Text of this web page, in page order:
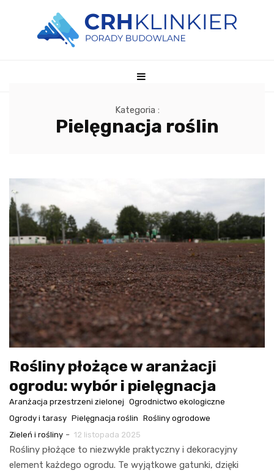
Kategoria :
Pielęgnacja roślin
Rośliny płożące w aranżacji
ogrodu: wybór i pielęgnacja
Aranżacja przestrzeni zielonej Ogrodnictwo ekologiczne
Ogrody i tarasy Pielęgnacja roślin Rośliny ogrodowe
Zieleń i rośliny - 12 listopada 2025
Rośliny płożące to niezwykle praktyczny i dekoracyjny
element każdego ogrodu. Te wyjątkowe gatunki, dzięki